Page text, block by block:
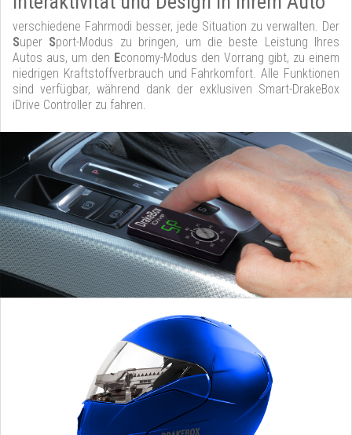
verschiedene Fahrmodi besser, jede Situation zu verwalten. Der
Super Sport-Modus zu bringen, um die beste Leistung Ihres
Autos aus, um den Economy-Modus den Vorrang gibt, zu einem
niedrigen Kraftstoffverbrauch und Fahrkomfort. Alle Funktionen
sind verfügbar, während dank der exklusiven Smart-DrakeBox
iDrive Controller zu fahren.